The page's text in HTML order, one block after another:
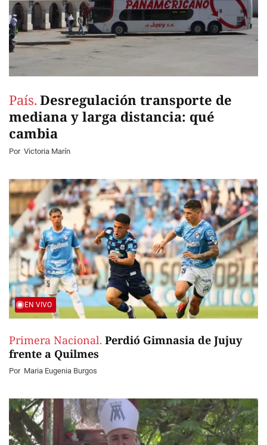
País. Desregulación transporte de
mediana y larga distancia: qué
cambia
Por Victoria Marín
EN VIVO
Primera Nacional. Perdió Gimnasia de Jujuy
frente a Quilmes
Por Maria Eugenia Burgos